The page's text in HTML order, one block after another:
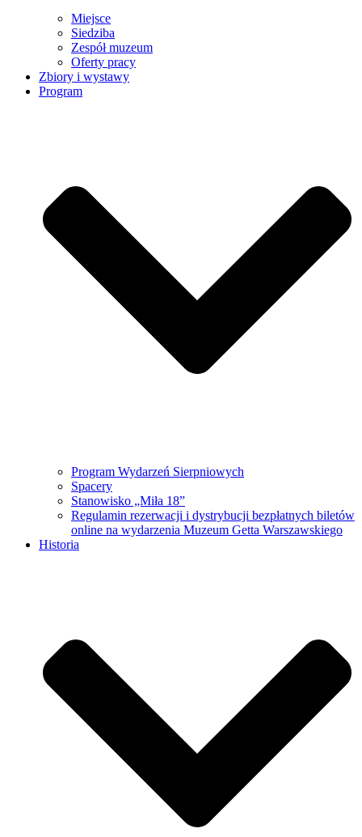
Miejsce
Siedziba
Zespół muzeum
Oferty pracy
Zbiory i wystawy
Program
Program Wydarzeń Sierpniowych
Spacery
Stanowisko „Miła 18”
Regulamin rezerwacji i dystrybucji bezpłatnych biletów
online na wydarzenia Muzeum Getta Warszawskiego
Historia